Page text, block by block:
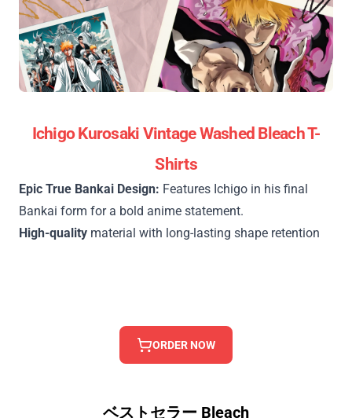
Ichigo Kurosaki Vintage Washed Bleach T-
Shirts
Epic True Bankai Design: Features Ichigo in his final
Bankai form for a bold anime statement.
High-quality material with long-lasting shape retention
ORDER NOW
ベストセラー Bleach